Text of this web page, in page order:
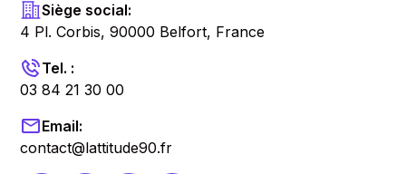
Siège social:
4 Pl. Corbis, 90000 Belfort, France
Tel. :
03 84 21 30 00
Email:
contact@lattitude90.fr